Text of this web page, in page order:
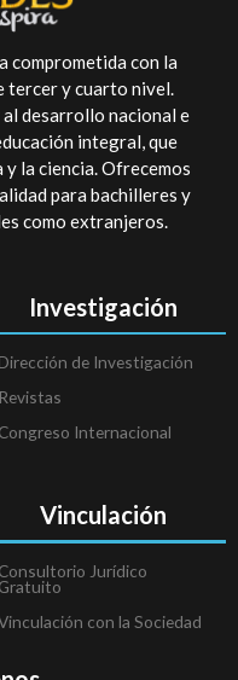
comprometida con la
tercer y cuarto nivel.
desarrollo nacional e
integral, que
y la ciencia. Ofrecemos
para bachilleres y
como extranjeros.
Investigación
Dirección de Investigación
Revistas
Congreso Internacional
Vinculación
Consultorio Jurídico
Gratuito
con la Sociedad